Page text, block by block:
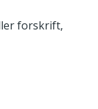
forskrift,